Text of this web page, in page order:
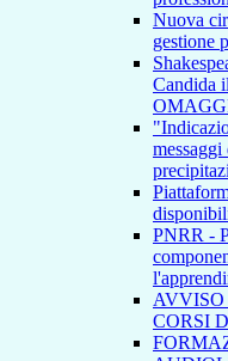
Nuova
gestione
Candida
PNRR -
AVVISO
CORSI